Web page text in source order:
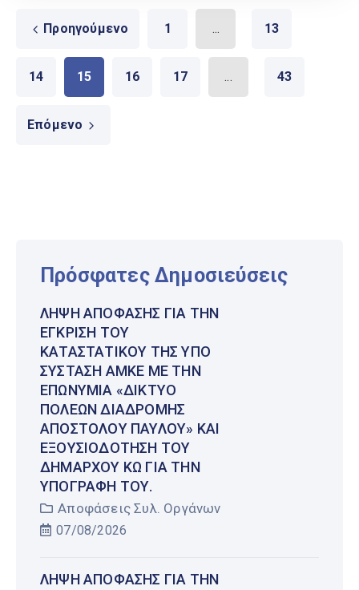
Προηγούμενο 1 ... 13
14 15 16 17 ... 43
Επόμενο
Πρόσφατες Δημοσιεύσεις
ΛΉΨΗ ΑΠΌΦΑΣΗΣ ΓΙΑ ΤΗΝ
ΈΓΚΡΙΣΗ ΤΟΥ
ΚΑΤΑΣΤΑΤΙΚΟΎ ΤΗΣ ΥΠΌ
ΣΎΣΤΑΣΗ ΑΜΚΕ ΜΕ ΤΗΝ
ΕΠΩΝΥΜΊΑ «ΔΊΚΤΥΟ
ΠΌΛΕΩΝ ΔΙΑΔΡΟΜΉΣ
ΑΠΟΣΤΌΛΟΥ ΠΑΎΛΟΥ» ΚΑΙ
ΕΞΟΥΣΙΟΔΌΤΗΣΗ ΤΟΥ
ΔΗΜΆΡΧΟΥ ΚΩ ΓΙΑ ΤΗΝ
ΥΠΟΓΡΑΦΉ ΤΟΥ.
Αποφάσεις Συλ. Οργάνων
07/08/2026
ΛΉΨΗ ΑΠΌΦΑΣΗΣ ΓΙΑ ΤΗΝ